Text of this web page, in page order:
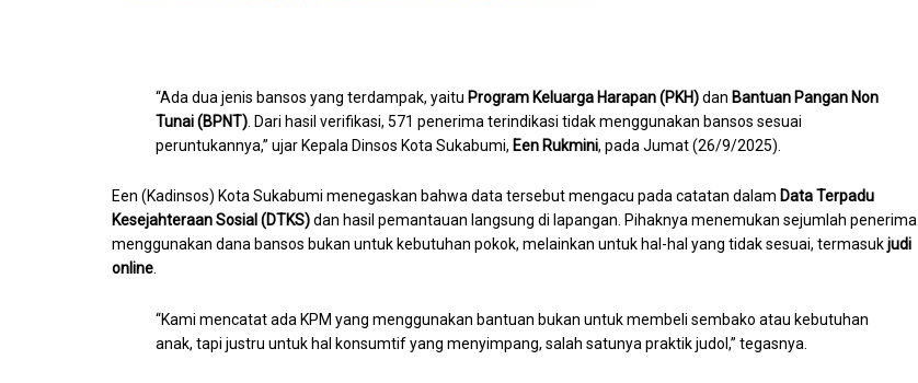
“Ada dua jenis bansos yang terdampak, yaitu Program Keluarga Harapan (PKH)dan Bantuan Pangan Non
Tunai (BPNT) . Dari hasil verifikasi, 571 penerima terindikasi tidak menggunakan bansos sesuai
peruntukannya,” ujar Kepala Dinsos Kota Sukabumi, Een Rukmini, pada Jumat (26/9/2025).
Een (Kadinsos) Kota Sukabumi menegaskan bahwa data tersebut mengacu pada catatan dalam Data Terpadu
Kesejahteraan Sosial (DTKS)dan hasil pemantauan langsung di lapangan. Pihaknya menemukan sejumlah penerima
menggunakan dana bansos bukan untuk kebutuhan pokok, melainkan untuk hal-hal yang tidak sesuai, termasukjudi
online.
“Kami mencatat ada KPM yang menggunakan bantuan bukan untuk membeli sembako atau kebutuhan
anak, tapi justru untuk hal konsumtif yang menyimpang, salah satunya praktik judol,” tegasnya.